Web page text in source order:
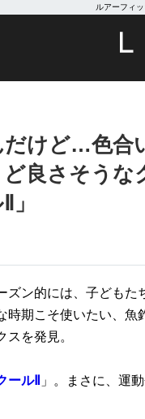
ルアーフィ
けど…色合
良さそうな
ズン的には、子どもた
時期こそ使いたい、
を発見。
ールⅡ
」。まさに、運